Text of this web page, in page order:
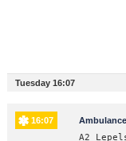
Tuesday 16:07
16:07
A2